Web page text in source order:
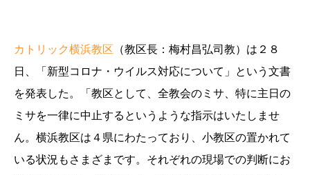
カトリック横浜教区 （教区長：梅村昌弘司教）は２８
日、「新型コロナ・ウイルス対応について」という文書
を発表した。「教区として、全教会のミサ、特に主日の
ミサを一律に中止するというような指示はいたしませ
ん。横浜教区は４県にわたっており、小教区の置かれて
いる状況もさまざまです。それぞれの現場での判断にお